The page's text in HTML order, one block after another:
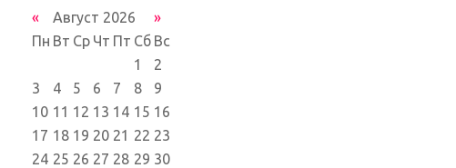
« Август 2026
»
Пн Вт Ср Чт Пт Сб Вс
1
2
3
4 5 6 7 8
9
10 11 12 13 14 15 16
17 18 19 20 21 22 23
24 25 26 27 28 29 30